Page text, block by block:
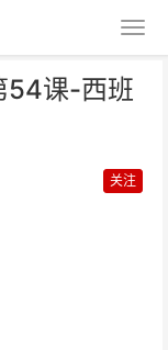
54课-西班
关注